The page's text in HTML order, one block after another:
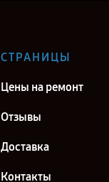
СТРАНИЦЫ
Цены на ремонт
Отзывы
Доставка
Контакты